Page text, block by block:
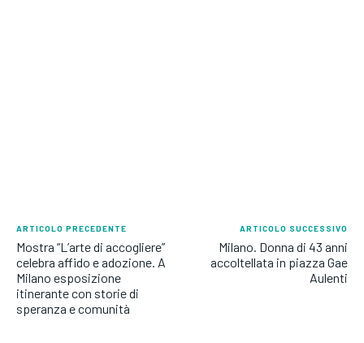
ARTICOLO PRECEDENTE
Mostra “L’arte di accogliere”
celebra affido e adozione. A
Milano esposizione
itinerante con storie di
speranza e comunità
ARTICOLO SUCCESSIVO
Milano. Donna di 43 anni
accoltellata in piazza Gae
Aulenti